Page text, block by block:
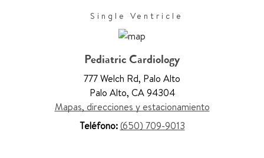
Single Ventricle
Pediatric Cardiology
777 Welch Rd, Palo Alto
Palo Alto, CA 94304
Mapas, direcciones y estacionamiento
Teléfono:(650) 709-9013